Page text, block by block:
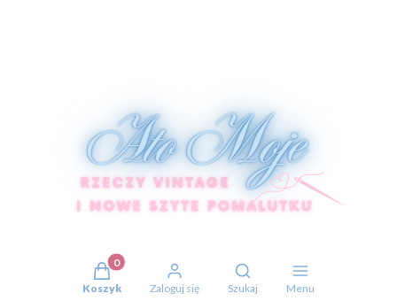
Produkty w koszyku: 0. Zobacz szczegóły
Koszyk Zaloguj się
Otwórz wyszukiwarkę
Szukaj Menu